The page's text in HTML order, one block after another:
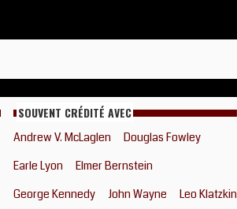
SOUVENT CRÉDITÉ AVEC
Andrew V. McLaglen
Douglas Fowley
Earle Lyon
Elmer Bernstein
George Kennedy
John Wayne
Leo Klatzkin